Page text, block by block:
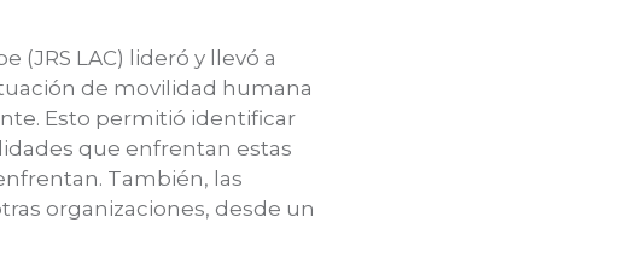
(JRS LAC) lideró y llevó a
de movilidad humana
Esto permitió identificar
que enfrentan estas
También, las
organizaciones, desde un